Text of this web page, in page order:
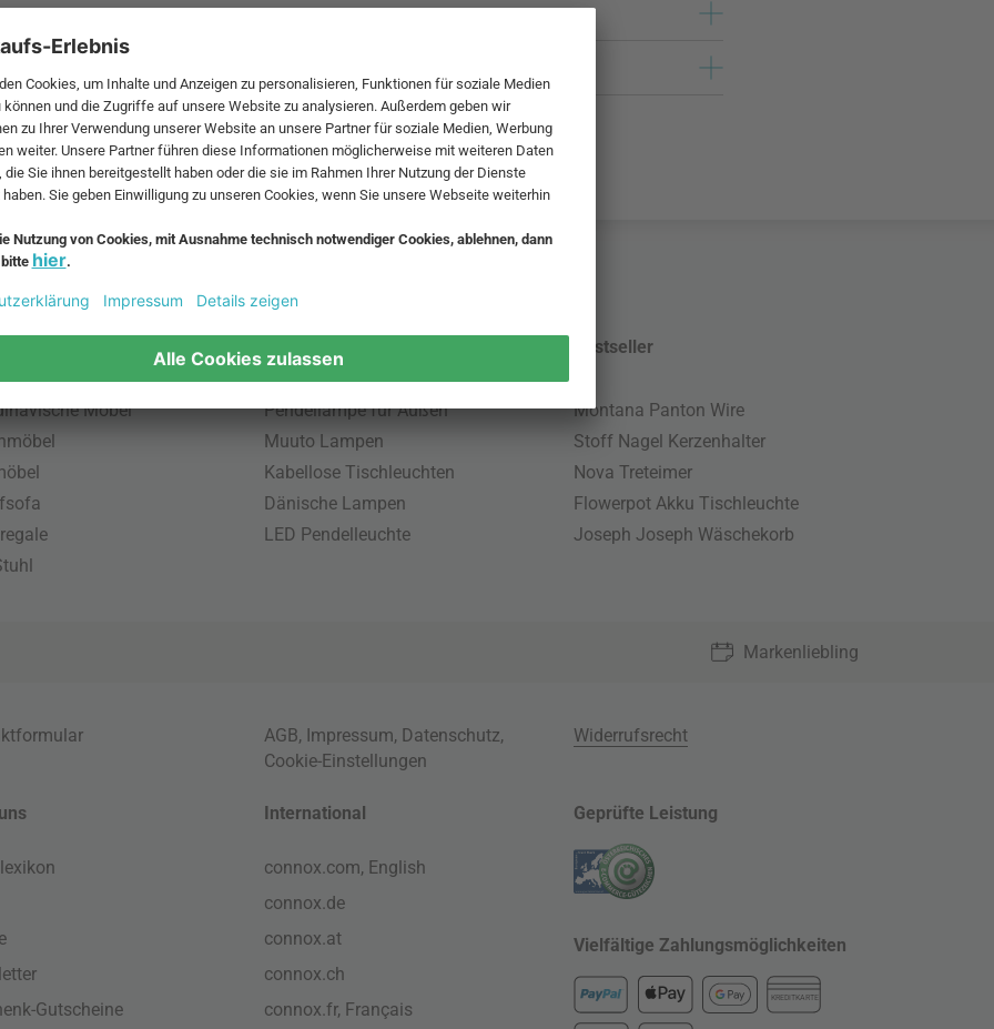
und zzgl.
Möbel
Beliebte Leuchten
Pendellampe für Außen
Muuto Lampen
Kabellose Tischleuchten
Dänische Lampen
LED Pendelleuchte
Bestseller
Montana Panton Wire
Stoff Nagel Kerzenhalter
Nova Treteimer
Flowerpot Akku Tischleuchte
Joseph Joseph Wäschekorb
Markenliebling
AGB, Impressum, Datenschutz,
Cookie-Einstellungen
Widerrufsrecht
Gutscheine
International
connox.com, English
connox.de
connox.at
connox.ch
connox.fr, Français
Geprüfte Leistung
Vielfältige Zahlungsmöglichkeiten
KREDITKARTE